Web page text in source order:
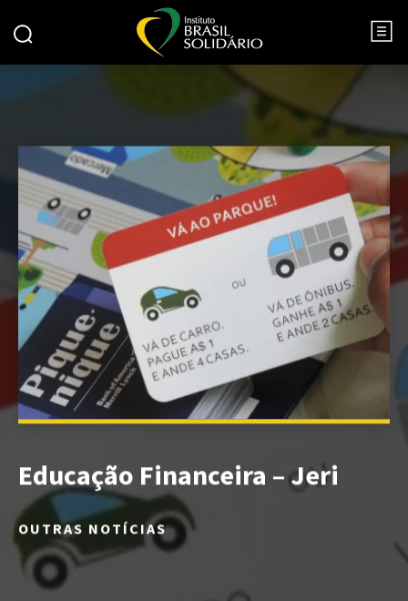
Educação Financeira – Jeri
OUTRAS NOTÍCIAS